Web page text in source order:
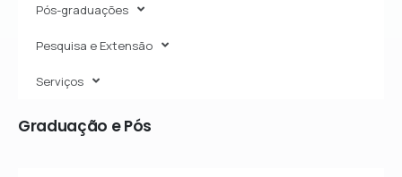
Pós-graduações
Pesquisa e Extensão
Serviços
Graduação ePós